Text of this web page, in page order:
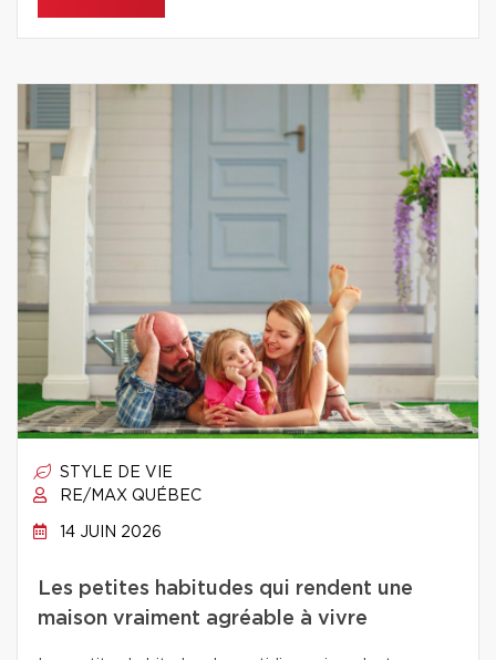
STYLE DE VIE
RE/MAX QUÉBEC
14 JUIN 2026
Les petites habitudes qui rendent une
maison vraiment agréable à vivre